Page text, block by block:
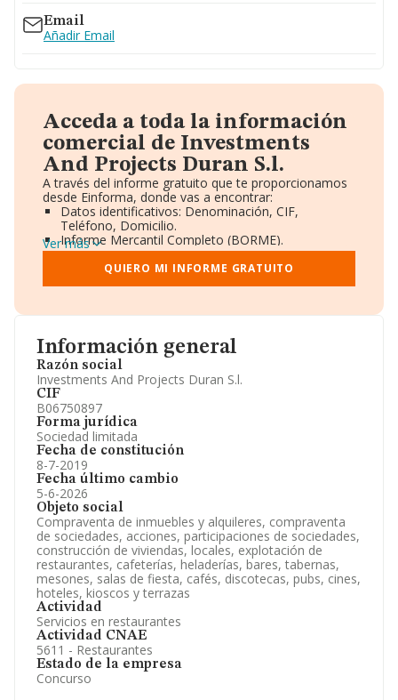
Información general
Razón social
Investments And Projects Duran S.l.
CIF
B06750897
Forma jurídica
Sociedad limitada
Fecha de constitución
8-7-2019
Fecha último cambio
5-6-2026
Objeto social
Compraventa de inmuebles y alquileres, compraventa
de sociedades, acciones, participaciones de sociedades,
construcción de viviendas, locales, explotación de
restaurantes, cafeterías, heladerías, bares, tabernas,
mesones, salas de fiesta, cafés, discotecas, pubs, cines,
hoteles, kioscos y terrazas
Actividad
Servicios en restaurantes
Actividad CNAE
5611 - Restaurantes
Estado de la empresa
Concurso
Email
Añadir Email
Acceda a toda la información
comercial de Investments
And Projects Duran S.l.
A través del informe gratuito que te proporcionamos
desde Einforma, donde vas a encontrar:
Datos identificativos: Denominación, CIF,
Teléfono, Domicilio.
Informe Mercantil Completo (BORME).
Gráficos de Evolución Ventas y Empleados.
Consejo de Administración y Administradores.
Directivos y Ejecutivos.
Información oficial y registral complementaria.
Ver más
QUIERO MI INFORME GRATUITO